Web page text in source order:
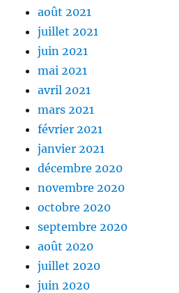
août 2021
juillet 2021
juin 2021
mai 2021
avril 2021
mars 2021
février 2021
janvier 2021
décembre 2020
novembre 2020
octobre 2020
septembre 2020
août 2020
juillet 2020
juin 2020